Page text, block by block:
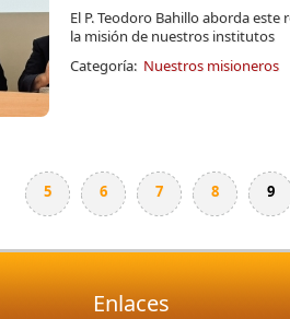
El P. Teodoro Bahillo aborda
la misión de nuestros institutos
Categoría: Nuestros misioneros
5 6 7 8 9
Enlaces